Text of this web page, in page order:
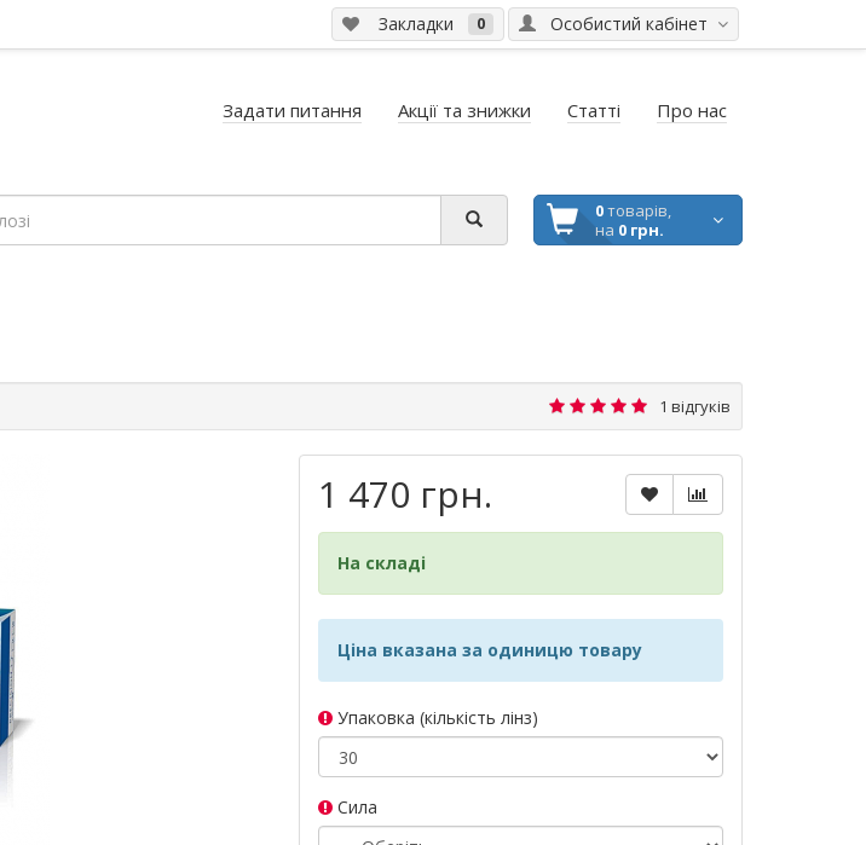
Особистий кабінет
Закладки 0
Задати питання Акції та знижки Статті Про нас
0товарів,
на 0 грн.
1 відгуків
1 470 грн.
На складі
Ціна вказана за одиницю товару
Упаковка (кількість лінз)
Сила